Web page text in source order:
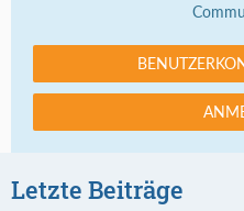
Letzte Beiträge